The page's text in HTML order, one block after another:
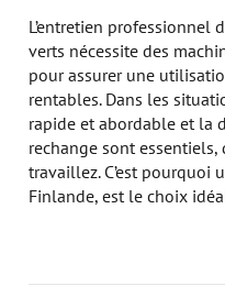
L’entretien professionnel
verts nécessite des
pour assurer une
rentables. Dans les
rapide et abordable et la
rechange sont
travaillez. C’est pourquoi
Finlande, est le choix